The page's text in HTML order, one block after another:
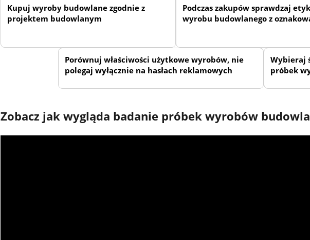
Kupuj wyroby budowlane zgodnie z
projektem budowlanym
Podczas zakupów sprawdzaj
wyrobu budowlanego z
Porównuj właściwości użytkowe wyrobów, nie
polegaj wyłącznie na hasłach reklamowych
Wybieraj
próbek
Zobacz jak wygląda badanie próbek wyrobów